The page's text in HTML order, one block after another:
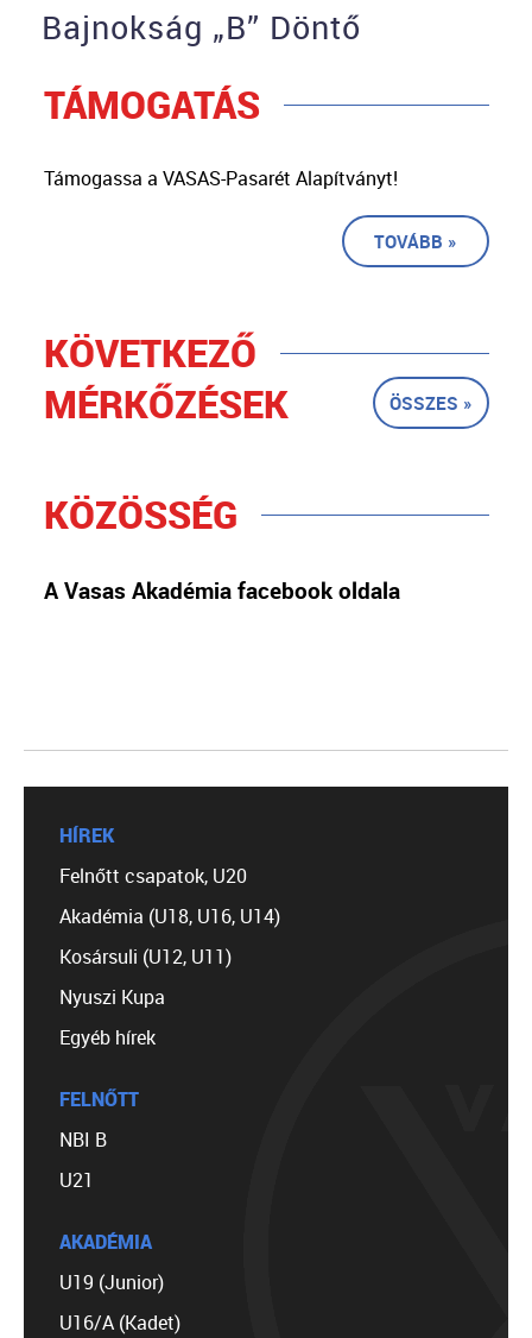
Bajnokság „B” Döntő
TÁMOGATÁS
Támogassa a VASAS-Pasarét Alapítványt!
TOVÁBB »
KÖVETKEZŐ
MÉRKŐZÉSEK
ÖSSZES »
KÖZÖSSÉG
A Vasas Akadémia facebook oldala
HÍREK
Felnőtt csapatok, U20
Akadémia (U18, U16, U14)
Kosársuli (U12, U11)
Nyuszi Kupa
Egyéb hírek
FELNŐTT
NBI B
U21
AKADÉMIA
U19 (Junior)
U16/A (Kadet)